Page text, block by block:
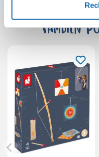
También